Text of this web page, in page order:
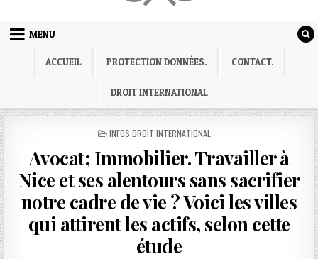
MENU
ACCUEIL PROTECTION DONNÉES. CONTACT.
DROIT INTERNATIONAL
POSTED
INFOS DROIT INTERNATIONAL:
Avocat; Immobilier. Travailler à
Nice et ses alentours sans sacrifier
notre cadre de vie ? Voici les villes
qui attirent les actifs, selon cette
étude